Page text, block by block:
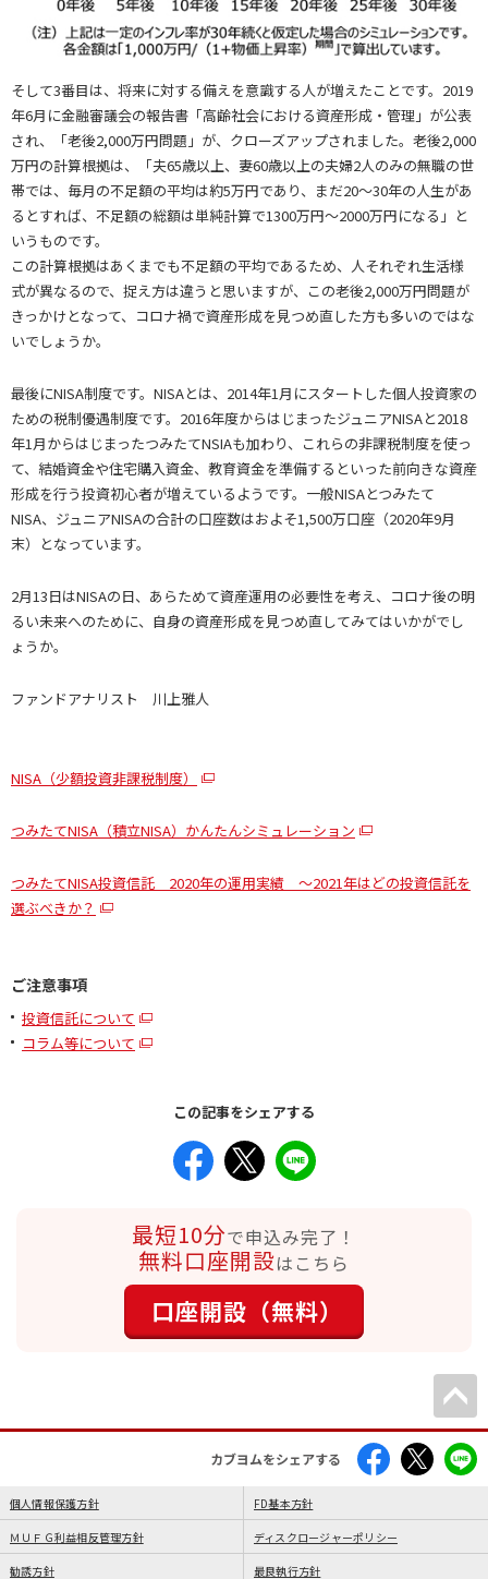
そして3番目は、将来に対する備えを意識する人が増えたことです。2019
年6月に金融審議会の報告書「高齢社会における資産形成・管理」が公表
され、「老後2,000万円問題」が、クローズアップされました。老後2,000
万円の計算根拠は、「夫65歳以上、妻60歳以上の夫婦2人のみの無職の世
帯では、毎月の不足額の平均は約5万円であり、まだ20～30年の人生があ
るとすれば、不足額の総額は単純計算で1300万円～2000万円になる」と
いうものです。
この計算根拠はあくまでも不足額の平均であるため、人それぞれ生活様
式が異なるので、捉え方は違うと思いますが、この老後2,000万円問題が
きっかけとなって、コロナ禍で資産形成を見つめ直した方も多いのではな
いでしょうか。
最後にNISA制度です。NISAとは、2014年1月にスタートした個人投資家の
ための税制優遇制度です。2016年度からはじまったジュニアNISAと2018
年1月からはじまったつみたてNSIAも加わり、これらの非課税制度を使っ
て、結婚資金や住宅購入資金、教育資金を準備するといった前向きな資産
形成を行う投資初心者が増えているようです。一般NISAとつみたて
NISA、ジュニアNISAの合計の口座数はおよそ1,500万口座（2020年9月
末）となっています。
2月13日はNISAの日、あらためて資産運用の必要性を考え、コロナ後の明
るい未来へのために、自身の資産形成を見つめ直してみてはいかがでし
ょうか。
ファンドアナリスト 川上雅人
NISA（少額投資非課税制度）
つみたてNISA（積立NISA）かんたんシミュレーション
つみたてNISA投資信託 2020年の運用実績 ～2021年はどの投資信託を
選ぶべきか？
ご注意事項
投資信託について
コラム等について
この記事をシェアする
最短10分で申込み完了！
無料口座開設はこちら
口座開設（無料）
カブヨムをシェアする
個人情報保護方針 FD基本方針
ＭＵＦＧ利益相反管理方針 ディスクロージャーポリシー
勧誘方針 最良執行方針